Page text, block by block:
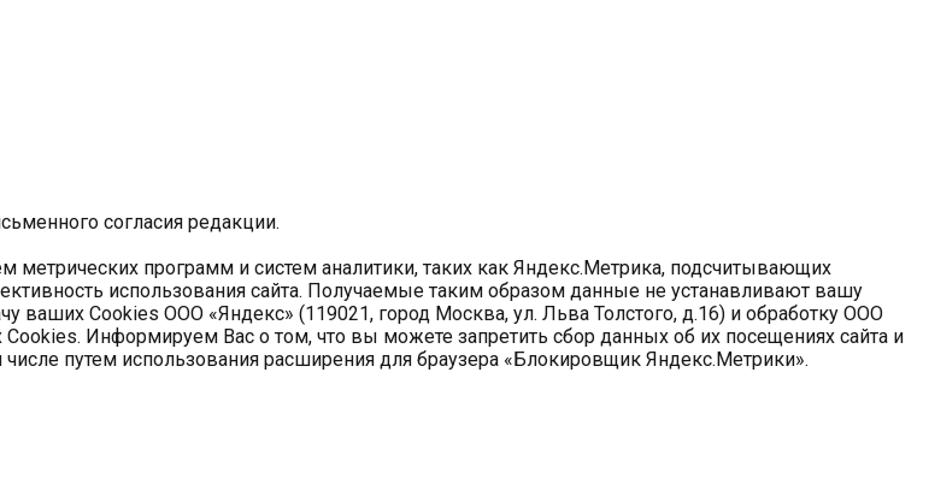
согласия редакции.
программ и систем аналитики, таких как Яндекс.Метрика, подсчитывающих
использования сайта. Получаемые таким образом данные не устанавливают вашу
ваших Cookies ООО «Яндекс» (119021, город Москва, ул. Льва Толстого, д.16) и обработку ООО
Информируем Вас о том, что вы можете запретить сбор данных об их посещениях сайта и
путем использования расширения для браузера «Блокировщик Яндекс.Метрики».